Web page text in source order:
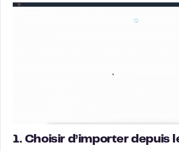
1. Choisir d’importer depuis